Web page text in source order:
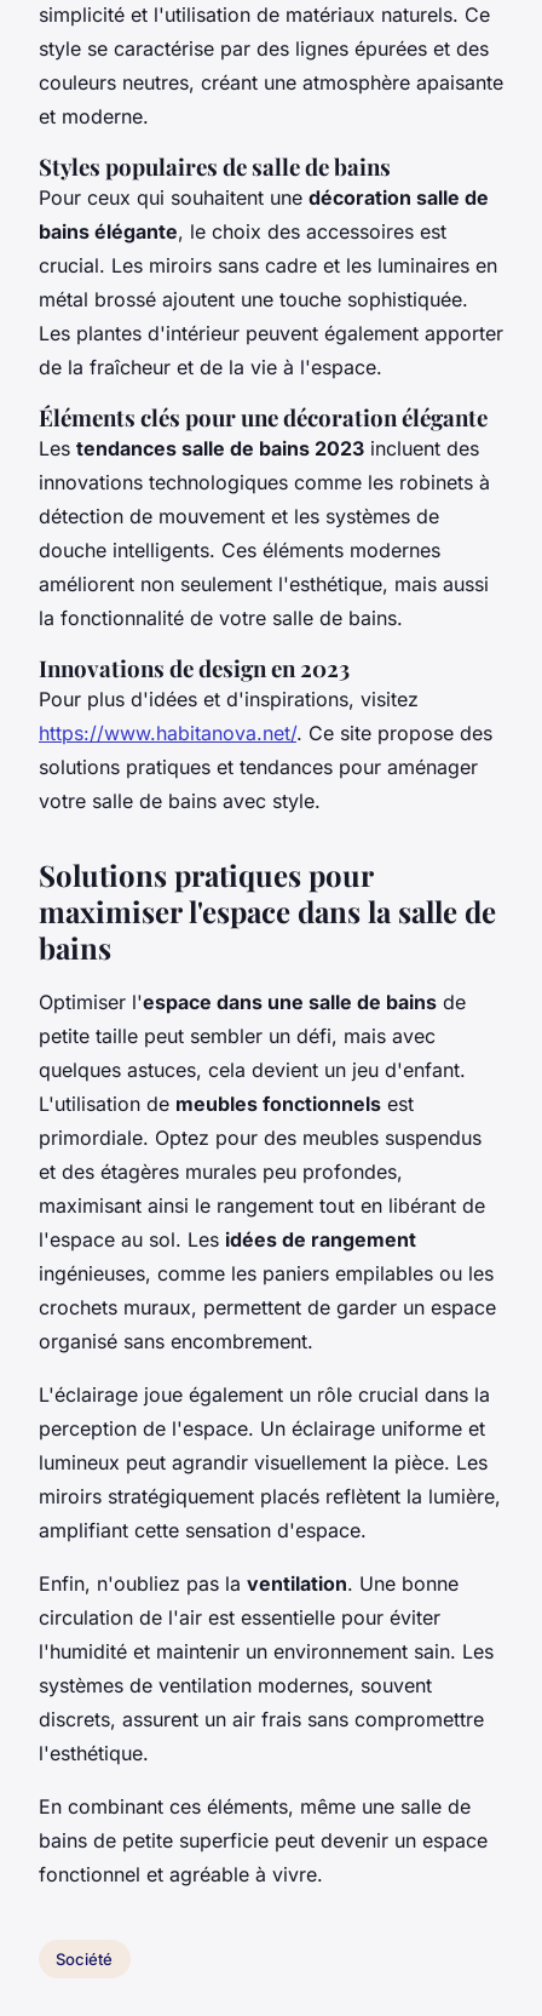
simplicité et l'utilisation de matériaux naturels. Ce
style se caractérise par des lignes épurées et des
couleurs neutres, créant une atmosphère apaisante
et moderne.
Styles populaires de salle de bains
Pour ceux qui souhaitent une décoration salle de
bains élégante, le choix des accessoires est
crucial. Les miroirs sans cadre et les luminaires en
métal brossé ajoutent une touche sophistiquée.
Les plantes d'intérieur peuvent également apporter
de la fraîcheur et de la vie à l'espace.
Éléments clés pour une décoration élégante
Les tendances salle de bains 2023 incluent des
innovations technologiques comme les robinets à
détection de mouvement et les systèmes de
douche intelligents. Ces éléments modernes
améliorent non seulement l'esthétique, mais aussi
la fonctionnalité de votre salle de bains.
Innovations de design en 2023
Pour plus d'idées et d'inspirations, visitez
https://www.habitanova.net/. Ce site propose des
solutions pratiques et tendances pour aménager
votre salle de bains avec style.
Solutions pratiques pour
maximiser l'espace dans la salle de
bains
Optimiser l'espace dans une salle de bains de
petite taille peut sembler un défi, mais avec
quelques astuces, cela devient un jeu d'enfant.
L'utilisation de meubles fonctionnels est
primordiale. Optez pour des meubles suspendus
et des étagères murales peu profondes,
maximisant ainsi le rangement tout en libérant de
l'espace au sol. Les idées de rangement
ingénieuses, comme les paniers empilables ou les
crochets muraux, permettent de garder un espace
organisé sans encombrement.
L'éclairage joue également un rôle crucial dans la
perception de l'espace. Un éclairage uniforme et
lumineux peut agrandir visuellement la pièce. Les
miroirs stratégiquement placés reflètent la lumière,
amplifiant cette sensation d'espace.
Enfin, n'oubliez pas la ventilation. Une bonne
circulation de l'air est essentielle pour éviter
l'humidité et maintenir un environnement sain. Les
systèmes de ventilation modernes, souvent
discrets, assurent un air frais sans compromettre
l'esthétique.
En combinant ces éléments, même une salle de
bains de petite superficie peut devenir un espace
fonctionnel et agréable à vivre.
Société